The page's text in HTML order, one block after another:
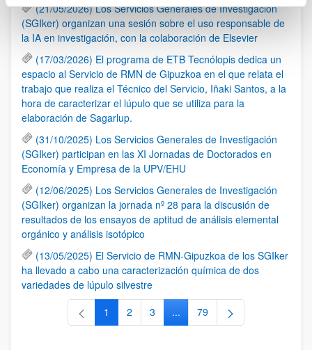
(21/05/2026) Los Servicios Generales de Investigación
(SGIker) organizan una sesión sobre el uso responsable de
la IA en investigación, con la colaboración de Elsevier
(17/03/2026) El programa de ETB Tecnólopis dedica un
espacio al Servicio de RMN de Gipuzkoa en el que relata el
trabajo que realiza el Técnico del Servicio, Iñaki Santos, a la
hora de caracterizar el lúpulo que se utiliza para la
elaboración de Sagarlup.
(31/10/2025) Los Servicios Generales de Investigación
(SGIker) participan en las XI Jornadas de Doctorados en
Economía y Empresa de la UPV/EHU
(12/06/2025) Los Servicios Generales de Investigación
(SGIker) organizan la jornada nº 28 para la discusión de
resultados de los ensayos de aptitud de análisis elemental
orgánico y análisis isotópico
(13/05/2025) El Servicio de RMN-Gipuzkoa de los SGIker
ha llevado a cabo una caracterización química de dos
variedades de lúpulo silvestre
Página
1 Página
2 Página
3 ...Páginas intermedias Use TAB
Página
79